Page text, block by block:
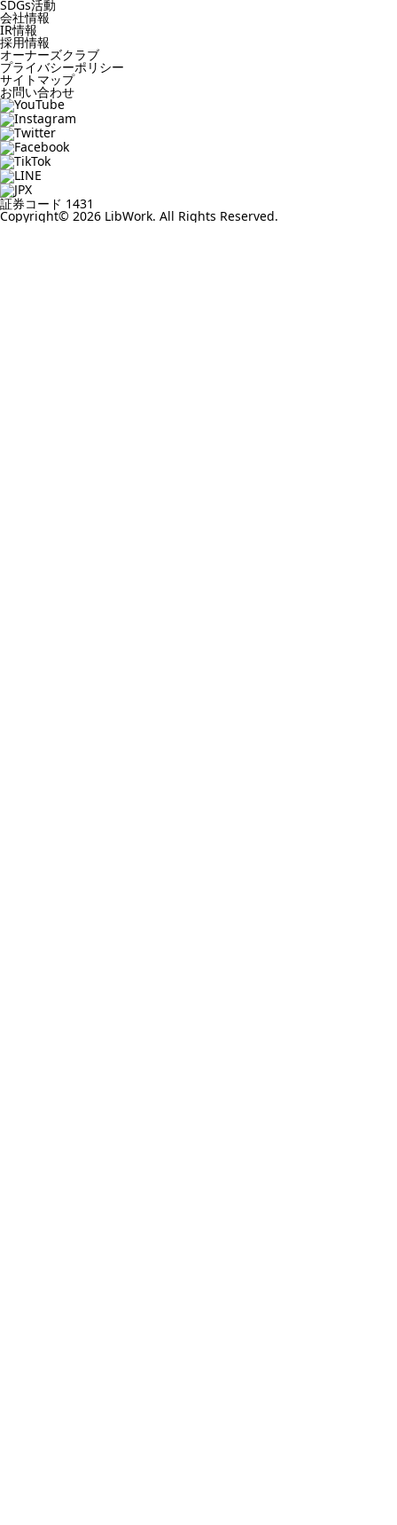
SDGs活動
会社情報
IR情報
採用情報
オーナーズクラブ
プライバシーポリシー
サイトマップ
お問い合わせ
証券コード 1431
Copyright© 2026 LibWork. All Rights Reserved.